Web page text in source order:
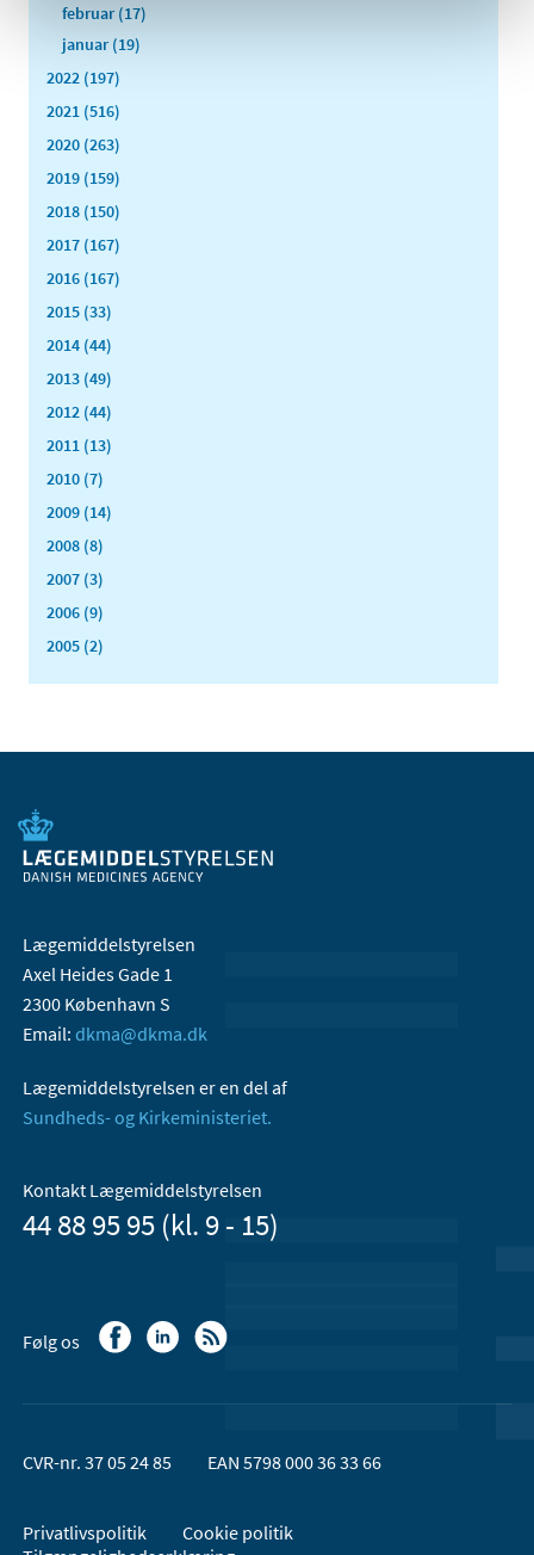
februar (17)
januar (19)
2022 (197)
2021 (516)
2020 (263)
2019 (159)
2018 (150)
2017 (167)
2016 (167)
2015 (33)
2014 (44)
2013 (49)
2012 (44)
2011 (13)
2010 (7)
2009 (14)
2008 (8)
2007 (3)
2006 (9)
2005 (2)
Lægemiddelstyrelsen
Axel Heides Gade 1
2300 København S
Email: dkma@dkma.dk
Lægemiddelstyrelsen er en del af
Sundheds- og Kirkeministeriet.
Kontakt Lægemiddelstyrelsen
44 88 95 95 (kl. 9 - 15)
Følg os
CVR-nr. 37 05 24 85 EAN 5798 000 36 33 66
Privatlivspolitik
Cookie politik